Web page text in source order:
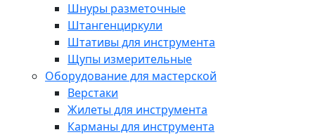
Шнуры разметочные
Штангенциркули
Штативы для инструмента
Щупы измерительные
Оборудование для мастерской
Верстаки
Жилеты для инструмента
Карманы для инструмента